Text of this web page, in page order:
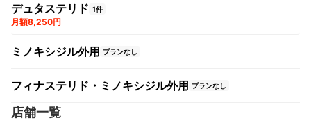
デュタステリド 1件
月額8,250円
ミノキシジル外用 プランなし
フィナステリド・ミノキシジル外用 プランなし
店舗一覧